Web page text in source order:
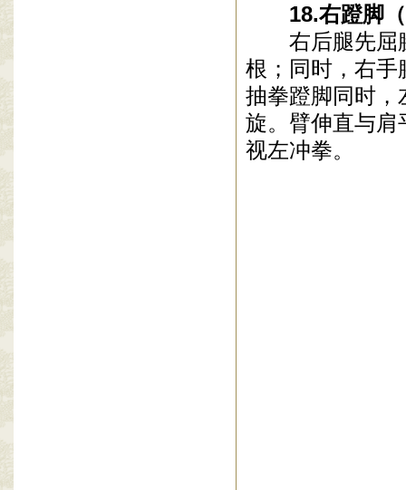
18.右蹬脚
右后腿先屈
根；同时，右手
抽拳蹬脚同时，
旋。臂伸直与肩
视左冲拳。